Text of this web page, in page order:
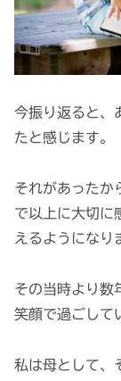
今振り返ると、
たと感じます。
それがあったか
で以上に大切に
えるようになり
その当時より数
笑顔で過ごして
私は母として、